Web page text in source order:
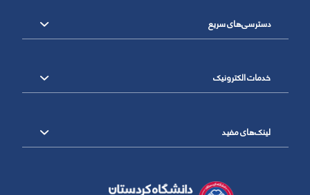
دسترسی‌های سریع
خدمات الکترونیک
لینک‌های مفید